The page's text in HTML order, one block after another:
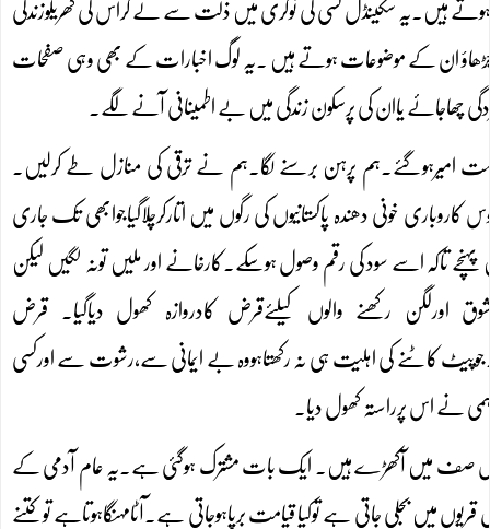
ہیں۔یہ سکینڈل کسی کی نوکری میں ذلت سے لے کراس کی گھریلوزندگی
ان کے موضوعات ہوتے ہیں ۔یہ لوگ اخبارات کے بھی وہی صفحات
چھاجائے یاان کی پرسکون زندگی میں بے اطمینانی آنے لگے۔
پرہن برسنے لگا۔ہم نے ترقی کی منازل طے کرلیں۔
تک حکومت کی اوراپنا یہ منحوس کاروباری خونی دھندہ پاکستانیوں کی رگوں میں اتارکرچلاگیاجوابھی تک جاری
تاکہ اسے سود کی رقم وصول ہوسکے۔کارخانے اور ملیں تونہ لگیں لیکن
رکھنے والوں کیلئےقرض کادروازہ کھول دیاگیا۔ قرض
کاٹنے کی اہلیت ہی نہ رکھتاہووہ بے ایمانی سے،رشوت سے اورکسی
نے اس پرراستہ کھول دیا۔
اس صف میں آکھڑے ہیں۔ ایک بات مشترک ہوگئی ہے۔یہ عام آدمی کے
میں بجلی جاتی ہے توکیا قیامت برپاہوجاتی ہے۔آٹامہنگاہوتاہے توکتنے